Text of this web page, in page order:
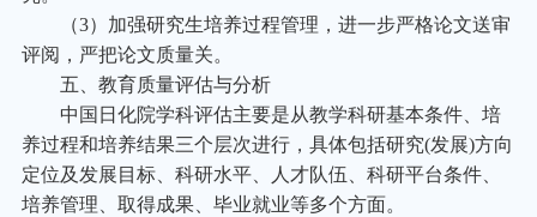
（3）加强研究生培养过程管理，进一步严格论文送审
评阅，严把论文质量关。
五、教育质量评估与分析
中国日化院学科评估主要是从教学科研基本条件、培
养过程和培养结果三个层次进行，具体包括研究(发展)方向
定位及发展目标、科研水平、人才队伍、科研平台条件、
培养管理、取得成果、毕业就业等多个方面。